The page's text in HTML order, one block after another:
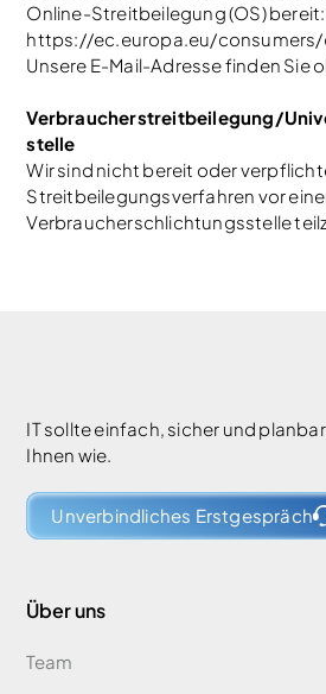
Online-Streitbeilegung (OS) bereit:
https://ec.europa.eu/
Unsere E-Mail-Adresse finden Sie
Verbraucher­streit­beilegung/
stelle
Wir sind nicht bereit oder
Streitbeilegungsverfahren vor
Verbraucherschlichtungsstelle
IT sollte einfach, sicher und planbar
Ihnen wie.
Unverbindliches Erstgespräch
Über uns
Team